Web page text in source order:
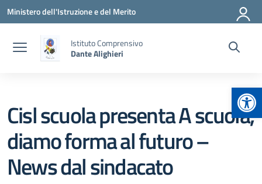
Vai ai contenuti
Vai al menu di navigazione
Vai al footer
Ministero dell'Istruzione e del Merito
Istituto Comprensivo
Dante Alighieri
Cisl scuola presenta A scuola,
diamo forma al futuro –
News dal sindacato